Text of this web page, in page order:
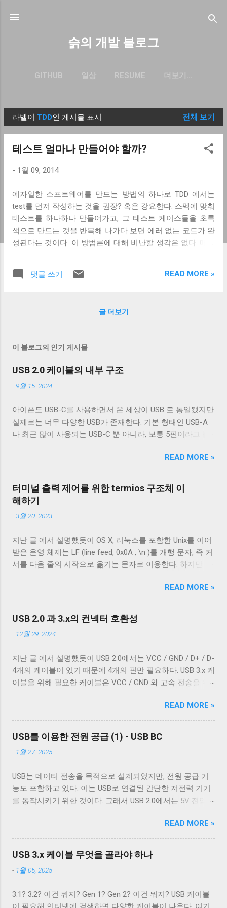
슭의 개발 블로그
GITHUB 일상 RESUME 더보기…
글
라벨이 TDD인 게시물 표시 전체 보기
테스트 얼마나 만들어야 할까?
- 1월 09, 2014
에자일한 소프트웨어를 만드는 방법의 하나로 TDD 에서는
test를 먼저 작성하는 것을 권장? 혹은 강요한다. 스펙에 맞춰
테스트를 하나하나 만들어가고, 그 테스트 케이스들을 초록
색으로 만드는 것을 반복해 나가다 보면 에러 없는 코드가 완
성된다는 것이다. 이 방법론에 대해 비난할 생각은 없다. 매우
음 배우고 Rails를 사용하고 있던 3년 전 일이다. 그전에 했던
에 매달리게 되었다. 다행히도 rails는 유닛테스트에 특화된
많은 테스트와 함께 코드를 작성해 나갔다. 그렇게 가끔 테스
트가 없었으면 크게 삽질했을 버그를 잡아가면서, 그 프로젝
는 내가 질릴 때까지 별문제 없이 진행되었다. 여기까지만 보
면 TDD의 긍정적인 사례에 추가될 수 있을 것 같지만, 실상은
작성에 심취해서 개발에 너무 많은 시간이 들었다는 것이고,
두 번째는 너무 빨리 질렸다는 것이다. 당시에는 아직 TDD에
적응이 안 돼서라고 생각했는데, 정도의 차이가 있었지만 2번
일까? 이것에 대해 고민하다가 RubyOnRails의 제작자인
David Heinemeier Hansson의 글 을 보게 되었다. 논쟁이 많이
되었던 글이지만 David가 말하고자 하는 바는 단순하다. 테스
트를 작성하는데 들어가는 비용도 기능 구현이나 디버깅에
한다는 것이다. Unittest라는 도구를 처음 접해 아무 생각 없
댓글 쓰기 READ MORE »
글 더보기
이 블로그의 인기 게시물
USB 2.0 케이블의 내부 구조
- 9월 15, 2024
아이폰도 USB-C를 사용하면서 온 세상이 USB 로 통일됐지만
실제로는 너무 다양한 USB가 존재한다. 기본 형태인 USB-A
나 최근 많이 사용되는 USB-C 뿐 아니라, 보통 5핀이라고 불
그래도 컨넥터는 모양이 다르기 때문에 쉽게 구분할 수 있는
데 케이블은 답이 없다. 겉으로는 똑같아 보이는 케이블이라
도 어떤 케이블은 데이터 통신이 안 되고 어떤 케이블은 데이
터 통신이 가능하다. 이런 차이는 케이블 내부 구성에 따라 발
생한다. 이번 글에서는 USB 2.0 케이블의 내부를 통해 USB 케
이블에 대해 자세히 알아보겠다. Micro-B 케이블의 편조 차폐
2.0 케이블의 피복을 벗겨낸 것이다. 절연체 아래로 금속 선이
있는 것을 알 수 있다. 이 선들은 금속 선이지만 전선은 아니
다. 이 선은 전자기 차폐를 목적으로 들어간 금속 선이다. 실
는 두 종류의 차폐가 사용됐다. 하나는 얇은 금속 호일이고,
다른 하나는 얇은 도체의 가닥으로 이루어져 있다. 전자는 보
통 호일 차폐(Foil Shielding)라고 부르고 후자는 편조 차폐
다. 보통 편조 차폐가 저주파수 전자기파를 차단하는 것에 효
과적이고, 호일 차폐가 고주파수 전자기파를 차단하는 데 효
과적이다. USB 3.0의 고속 전송 케이블은 이 두 차폐를 사용하
항이다. 하지만 어지간한 싸구려 케이블을 쓰지 않는 한 요즘
이블이 ...
READ MORE »
터미널 출력 제어를 위한 termios 구조체 이
해하기
-3월 20, 2023
지난 글 에서 설명했듯이 OS X, 리눅스를 포함한 Unix를 이어
받은 운영 체제는 LF (line feed, 0x0A , \n )를 개행 문자, 즉 커
서를 다음 줄의 시작으로 옮기는 문자로 이용한다. 하지만 표
커서를 줄의 처음으로 이동하지 않는다. 파일을 항상 운영 체
제에 종속적인 애플리케이션을 통해서만 접근한다면 표준과
다른 동작은 문제되지 않는다. 하지만 파일과 입출력의 구분
이 없는 유닉스 계열에서 파일과 프로세스의 입출력이 상호
작용할 때 이 차이는 문제될 수 있다. 이 차이를 다루기 위해
하기 위한 플래그가 POSIX.1 표준이 정의 하는 termios 구조
체의 c_oflag 다. c_oflag 는 터미널이 받은 문자를 출력하기
전에 어떤 후처리를 할지에 대한 플래그다. c_oflag에서 가장
말지에 대한 플래그로 OPOST 가 꺼져있으면 다른 플래그와
상관없이 터미널은 받은 문자열을 그대로 보여준다. 이 플래
그를 끄는 경우는 거의 없다. 하지만 터미널을 텍스트를 보여
서 원하는대로 동작할 수 있게 해주는 플래그는 ONLCR 이다.
ONLCR 이 켜져 있으면 터미널은 출력을 해석할 때 NL 을
CRNL 로 해석한다. 즉, Unix에서도 ONLCR 이 꺼져있다면, LF
위치의 다음 줄로 이동한다. Unix 계열 운영 체제에서 윈도우
할 수 있다. 이외에도 구형 Mac OS 처럼 동작하게 해주는
OCRNL 플래그나 탭문자( 0x09 , \t )를...
READ MORE »
USB 2.0 과 3.x의 컨넥터 호환성
- 12월 29, 2024
지난 글 에서 설명했듯이 USB 2.0에서는 VCC / GND / D+ / D-
4개의 케이블이 있기 때문에 4개의 핀만 필요하다. USB 3.x 케
이블을 위해 필요한 케이블은 VCC / GND 와 고속 전송을 위
에 대한 자세한 설명은 다음 기회에 하도록 하겠다.) 그리고
혹시 차폐에 쌓여있을 수 있는 노이즈를 접지로 보내 안전하
게 제거하기 위한 GND_DRAIN 케이블까지 총 7개의 케이블
이 사용된다. 이 중 VCC 와 GND 는 USB 2.0에서 사용하는 선
과 공유하기 때문에 새로운 5개의 선이 더 필요하다. 이미지
결하기 위해 USB 3.0 표준은 새로운 모양의 Type B 컨넥터를
도입했다. 기존 Type B 컨넥터는 4개의 핀만을 가지고 있고
확장할 수 없는 구조로 돼있기 때문이다. 따라서 Type B 컨넥
USB 3.0 케이블인지 쉽게 구분할 수 있다. 하지만 Type A 컨넥
터나 Type C 컨넥터는 상황이 다르다. 상하 대칭으로 24개의
핀을 가져 최대 12개의 선을 연결할 수 있는 Type C 컨넥터는
야 한다. 그렇지 않으면 다음과 같이 Type C - Type C 케이블
이지만 최대 전송 속도가 480 Mbps인 케이블을 만나게 된다.
READ MORE »
USB를 이용한 전원 공급 (1) - USB BC
- 1월 27, 2025
USB는 데이터 전송을 목적으로 설계되었지만, 전원 공급 기
능도 포함하고 있다. 이는 USB로 연결된 간단한 저전력 기기
를 동작시키기 위한 것이다. 그래서 USB 2.0에서는 5V 전압과
가능하다. 하지만 이 스펙은 어디까지나 USB를 통한 데이터
통신을 하는 데 필요한 디바이스를 동작시키기 위함이지,
USB를 전원 공급을 위해 이용하려는 목적은 아니었다. 따라
서 저전력 기기가 아닌 외장 하드 같은 디바이스는 별도의 전
원 공급을 필요로 했고, USB를 통한 전원 충전은 USB가 본래
지만 iPod을 비롯한 많은 MP3 플레이어나 PMP 플레이어들
READ MORE »
USB 3.x 케이블 무엇을 골라야 하나
- 1월 05, 2025
3.1? 3.2? 이건 뭐지? Gen 1? Gen 2? 이건 뭐지? USB 케이블